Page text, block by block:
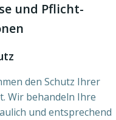
und Pflicht­
den Schutz Ihrer
Wir behandeln Ihre
und entsprechend